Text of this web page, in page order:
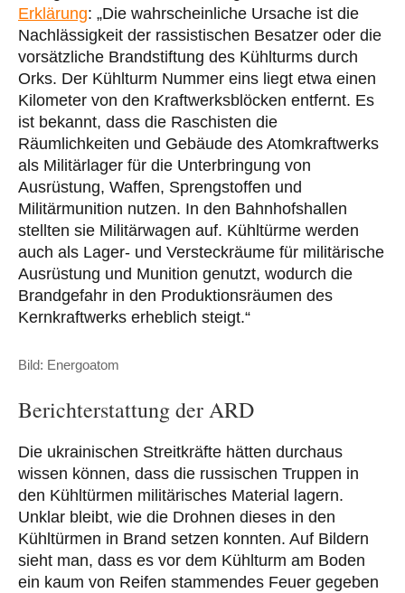
Erklärung: „Die wahrscheinliche Ursache ist die
Nachlässigkeit der rassistischen Besatzer oder die
vorsätzliche Brandstiftung des Kühlturms durch
Orks. Der Kühlturm Nummer eins liegt etwa einen
Kilometer von den Kraftwerksblöcken entfernt. Es
ist bekannt, dass die Raschisten die
Räumlichkeiten und Gebäude des Atomkraftwerks
als Militärlager für die Unterbringung von
Ausrüstung, Waffen, Sprengstoffen und
Militärmunition nutzen. In den Bahnhofshallen
stellten sie Militärwagen auf. Kühltürme werden
auch als Lager- und Versteckräume für militärische
Ausrüstung und Munition genutzt, wodurch die
Brandgefahr in den Produktionsräumen des
Kernkraftwerks erheblich steigt.“
Bild: Energoatom
Berichterstattung der ARD
Die ukrainischen Streitkräfte hätten durchaus
wissen können, dass die russischen Truppen in
den Kühltürmen militärisches Material lagern.
Unklar bleibt, wie die Drohnen dieses in den
Kühltürmen in Brand setzen konnten. Auf Bildern
sieht man, dass es vor dem Kühlturm am Boden
ein kaum von Reifen stammendes Feuer gegeben